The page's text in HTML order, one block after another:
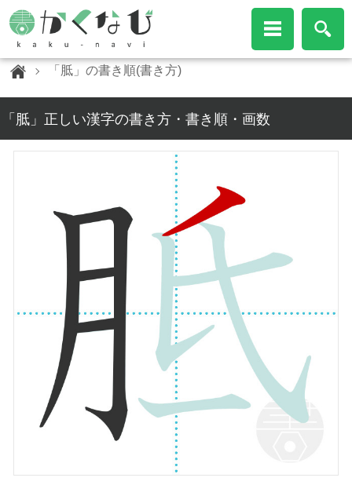
「胝」の書き順(書き方)
「胝」正しい漢字の書き方・書き順・画数